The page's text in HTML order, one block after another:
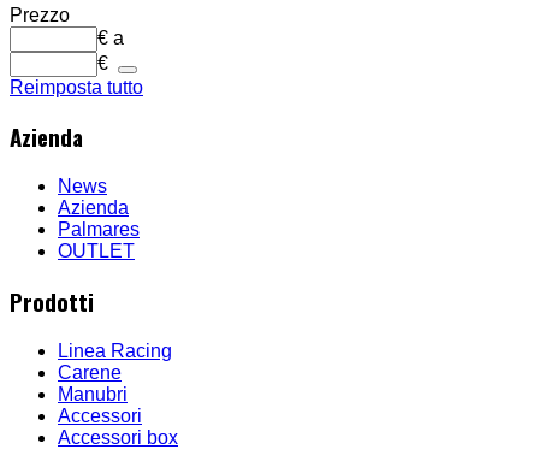
Prezzo
€ a
€
Reimposta tutto
Azienda
News
Azienda
Palmares
OUTLET
Prodotti
Linea Racing
Carene
Manubri
Accessori
Accessori box